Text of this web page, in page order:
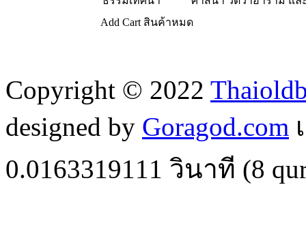
Add Cart สินค้าหมด
Copyright © 2022
designed by Goragod.com
0.0163319111 วินาที (8